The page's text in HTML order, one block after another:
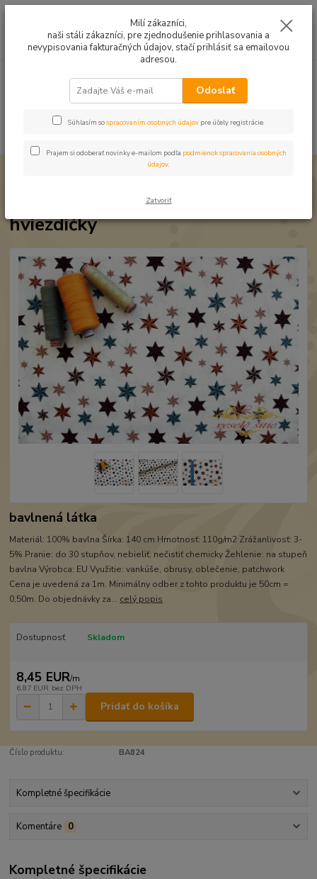
0949224331
9:00 -14:30
za0,00 EUR
Bavlna Vianočná Moderná hviezdičky
Bavlna Vianočná Moderná
hviezdičky
bavlnená látka
Materiál: 100% bavlna Šírka: 140 cm Hmotnosť: 110g/m2 Zrážanlivosť: 3-
5% Pranie: do 30 stupňov, nebieliť, nečistiť chemicky Žehlenie: na stupeň
bavlna Výrobca: EU Využitie: vankúše, obrusy, oblečenie, patchwork
Cena je uvedená za 1m. Minimálny odber z tohto produktu je 50cm =
0,50m. Do objednávky za... celý popis
Dostupnosť Skladom
8,45 EUR/m
6,87 EUR bez DPH
Pridať do košíka
Číslo produktu: BA824
Kompletné špecifikácie
Komentáre 0
Kompletné špecifikácie
Milí zákazníci,
naši stáli zákazníci, pre zjednodušenie prihlasovania a
nevypisovania fakturačných údajov, stačí prihlásiť sa emailovou
adresou.
Odoslať
Súhlasím sospracovaním osobných údajov pre účely registrácie.
Prajem si odoberať novinky e-mailom podľa podmienok spracovania osobných
údajov.
Zatvoriť